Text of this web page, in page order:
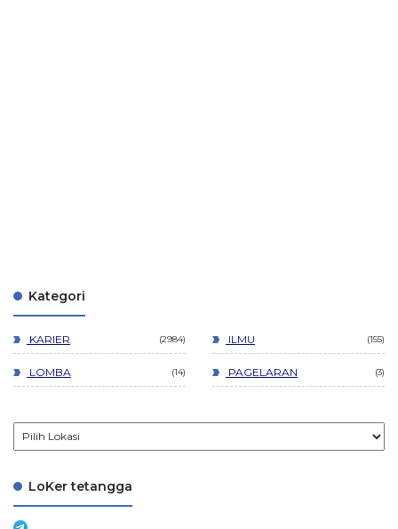
Kategori
KARIER 2984 ILMU 155
LOMBA 14 PAGELARAN 3
LoKer tetangga